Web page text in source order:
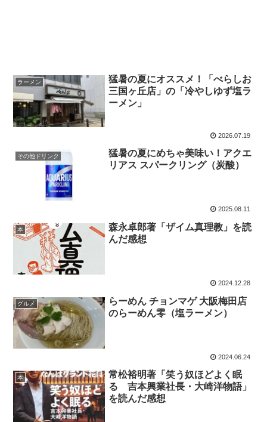
ラーメン
猛暑の夏にオススメ！「べらしお
三国ヶ丘店」の「冷やしゆず塩ラ
ーメン」
2026.07.19
その他ドリンク
猛暑の夏にめちゃ美味い！アクエ
リアス スパークリング（炭酸）
2025.08.11
本
森永卓郎著「ザイム真理教」を読
んだ感想
2024.12.28
グルメ
らーめん チョンマゲ 大阪梅田店
のらーめん零（塩ラーメン）
2024.06.24
本
常松裕明著「笑う奴ほどよく眠
る 吉本興業社長・大崎洋物語」
を読んだ感想